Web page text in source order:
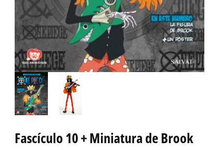
Fascículo 10 + Miniatura de Brook